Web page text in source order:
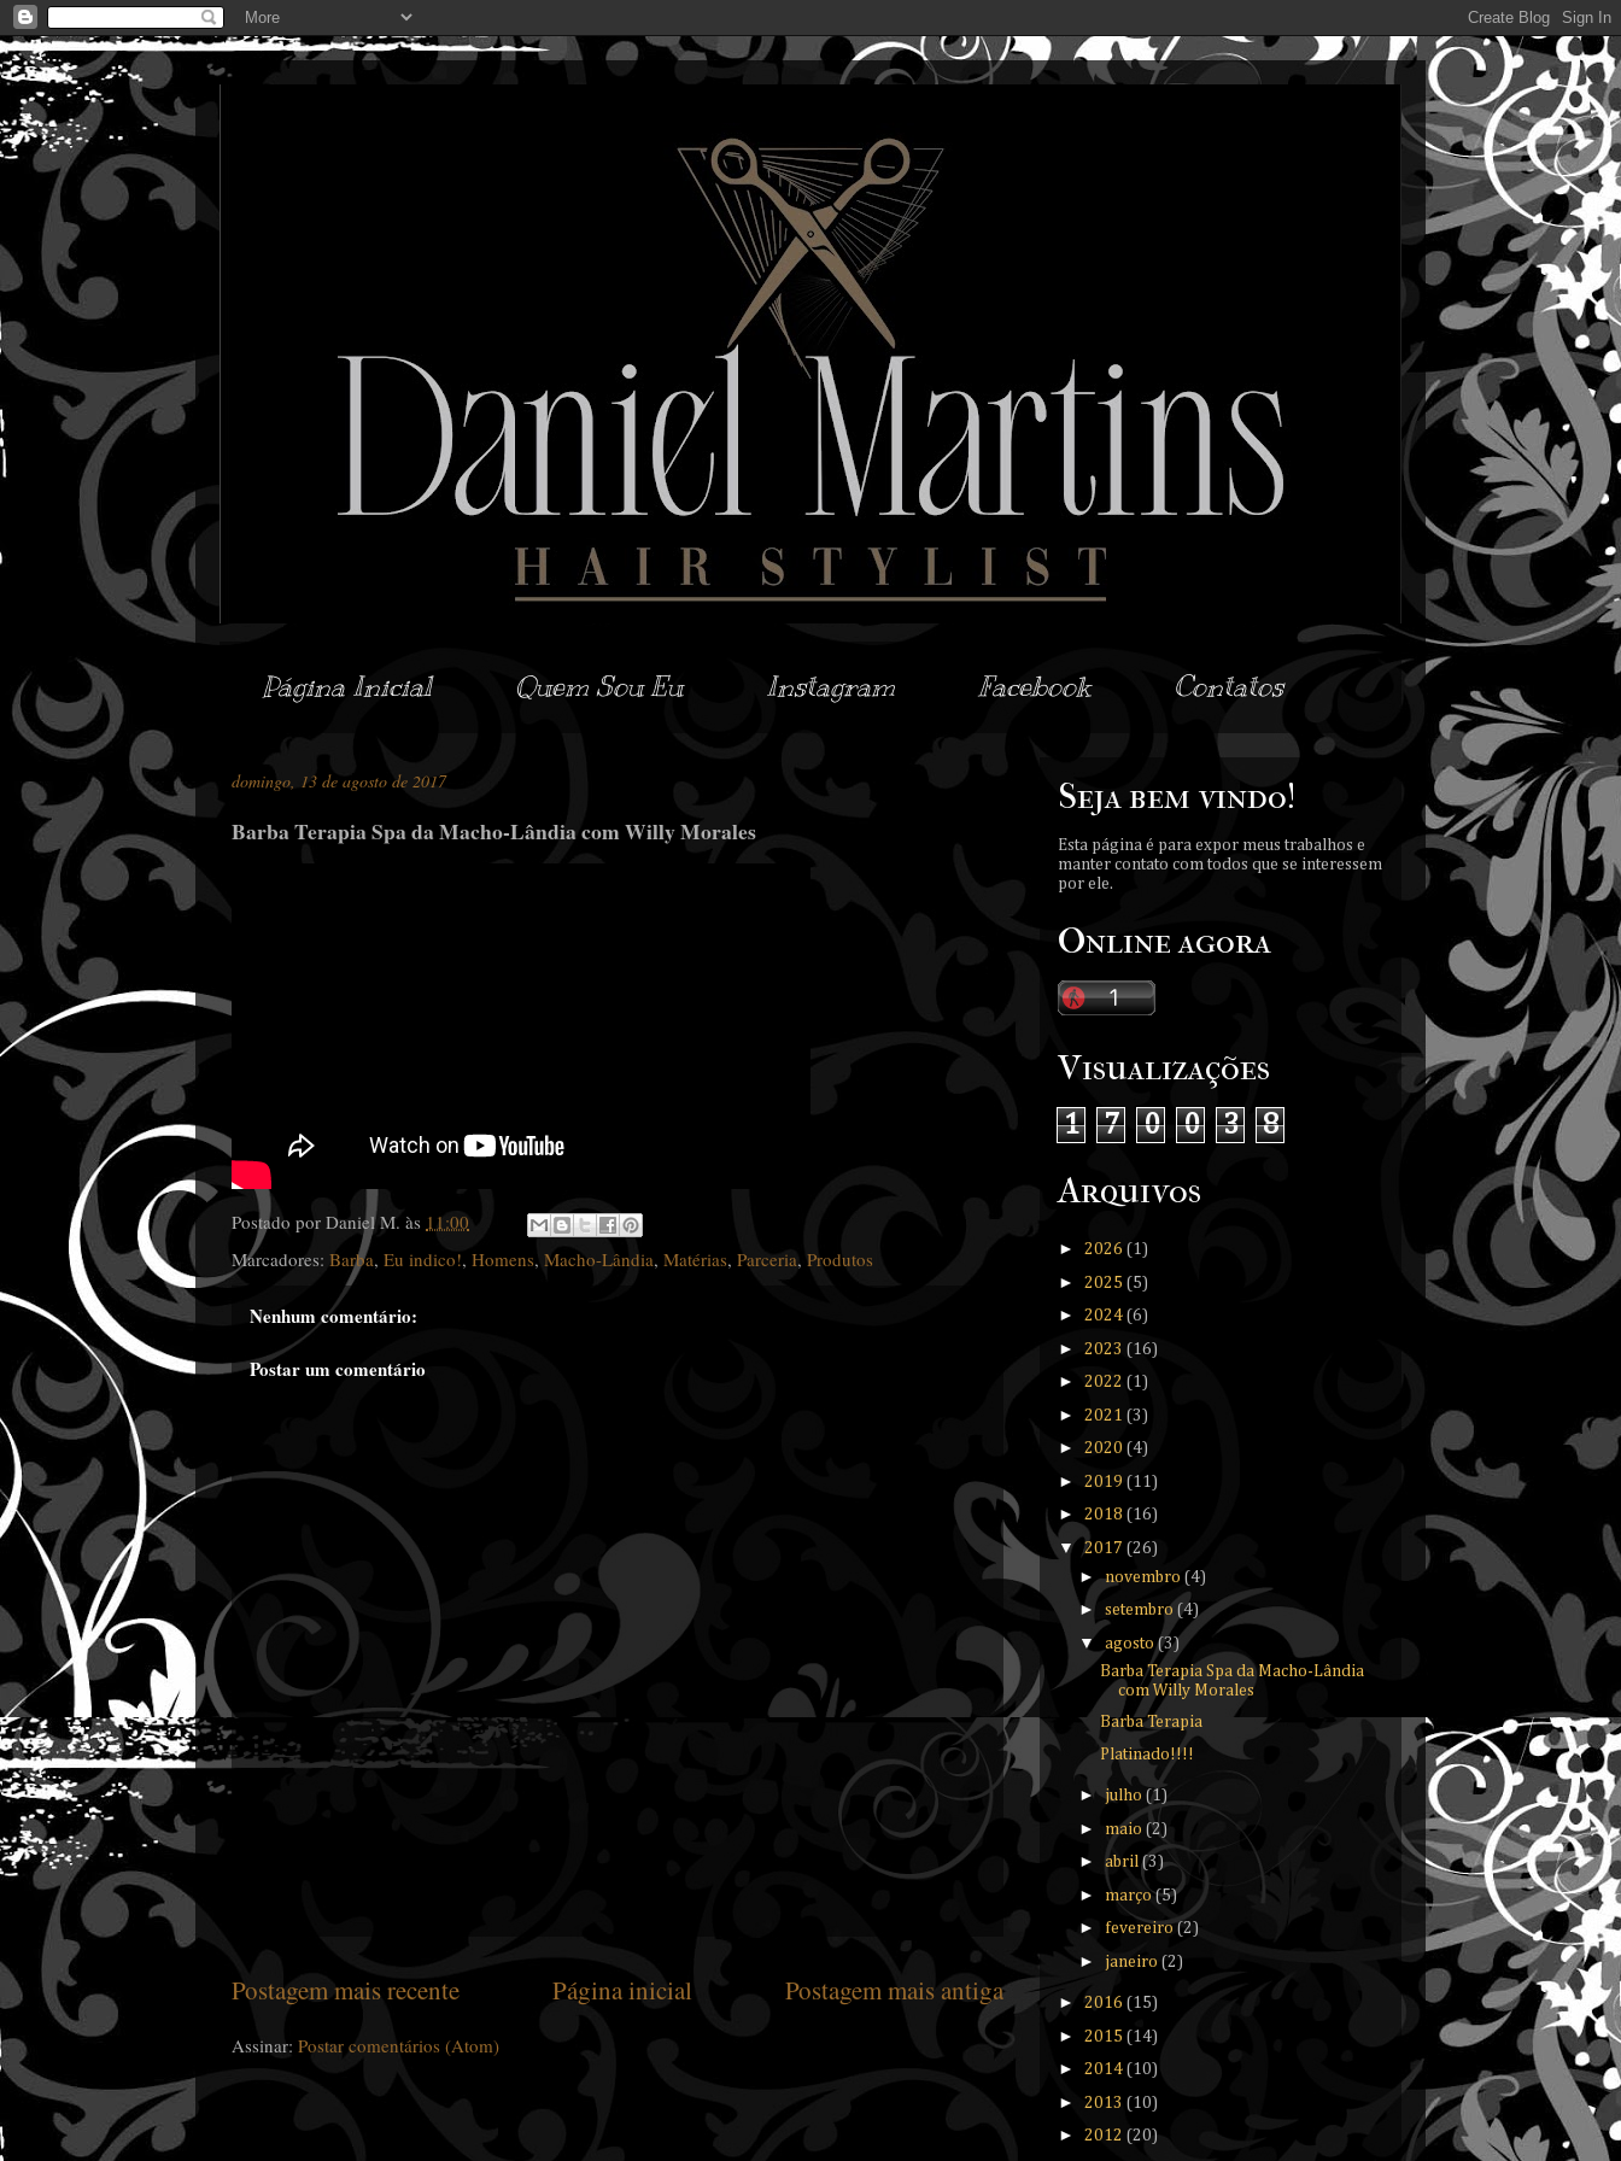
Página Inicial Quem Sou Eu Instagram Facebook Contatos
domingo, 13 de agosto de 2017
Barba Terapia Spa da Macho-Lândia com Willy Morales
Postado por Daniel M. às 11:00
Marcadores: Barba, Eu indico!, Homens, Macho-Lândia, Matérias, Parceria, Produtos
Nenhum comentário:
Postar um comentário
Postagem mais recente Postagem mais antiga
Página inicial
Assinar: Postar comentários (Atom)
Seja bem vindo!
Esta página é para expor meus trabalhos e
manter contato com todos que se interessem
por ele.
Online agora
Visualizações
1 7 0 0 3 8
Arquivos
► 2026 (1)
► 2025 (5)
► 2024 (6)
► 2023 (16)
► 2022 (1)
► 2021 (3)
► 2020 (4)
► 2019 (11)
► 2018 (16)
▼2017 (26)
►novembro (4)
► setembro (4)
▼ agosto(3)
Barba Terapia Spa da Macho-Lândia
com Willy Morales
Barba Terapia
Platinado!!!!
►julho (1)
► maio (2)
► abril(3)
► março(5)
► fevereiro (2)
► janeiro (2)
► 2016 (15)
► 2015 (14)
► 2014 (10)
► 2013 (10)
► 2012 (20)